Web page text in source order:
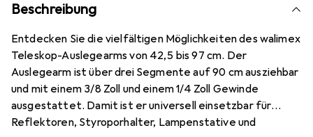
Beschreibung
Entdecken Sie die vielfältigen Möglichkeiten des walimex
Teleskop-Auslegearms von 42,5 bis 97 cm. Der
Auslegearm ist über drei Segmente auf 90 cm ausziehbar
und mit einem 3/8 Zoll und einem 1/4 Zoll Gewinde
ausgestattet. Damit ist er universell einsetzbar für
Reflektoren, Styroporhalter, Lampenstative und